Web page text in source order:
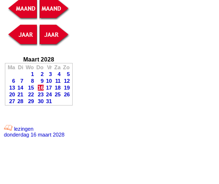
Maart 2028
Ma Di Wo Do Vr Za Zo
1
2 3 4
5
6
7 8 9 10 11 12
13 14 15 16 17 18 19
20 21 22 23 24 25 26
27 28 29 30 31
lezingen
donderdag 16 maart 2028